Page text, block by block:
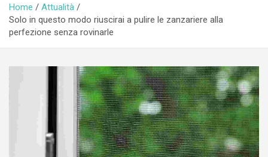
Home
Attualità
Solo in questo modo riuscirai a pulire le zanzariere alla
perfezione senza rovinarle